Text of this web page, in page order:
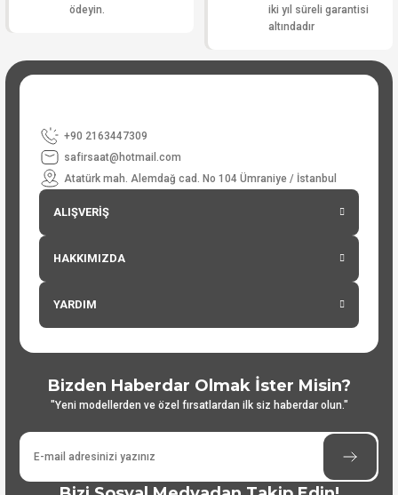
ödeyin.
iki yıl süreli garantisi
altındadır
+90 2163447309
safirsaat@hotmail.com
Atatürk mah. Alemdağ cad. No 104 Ümraniye / İstanbul
ALIŞVERİŞ
HAKKIMIZDA
YARDIM
Bizden Haberdar Olmak İster Misin?
"Yeni modellerden ve özel fırsatlardan ilk siz haberdar olun."